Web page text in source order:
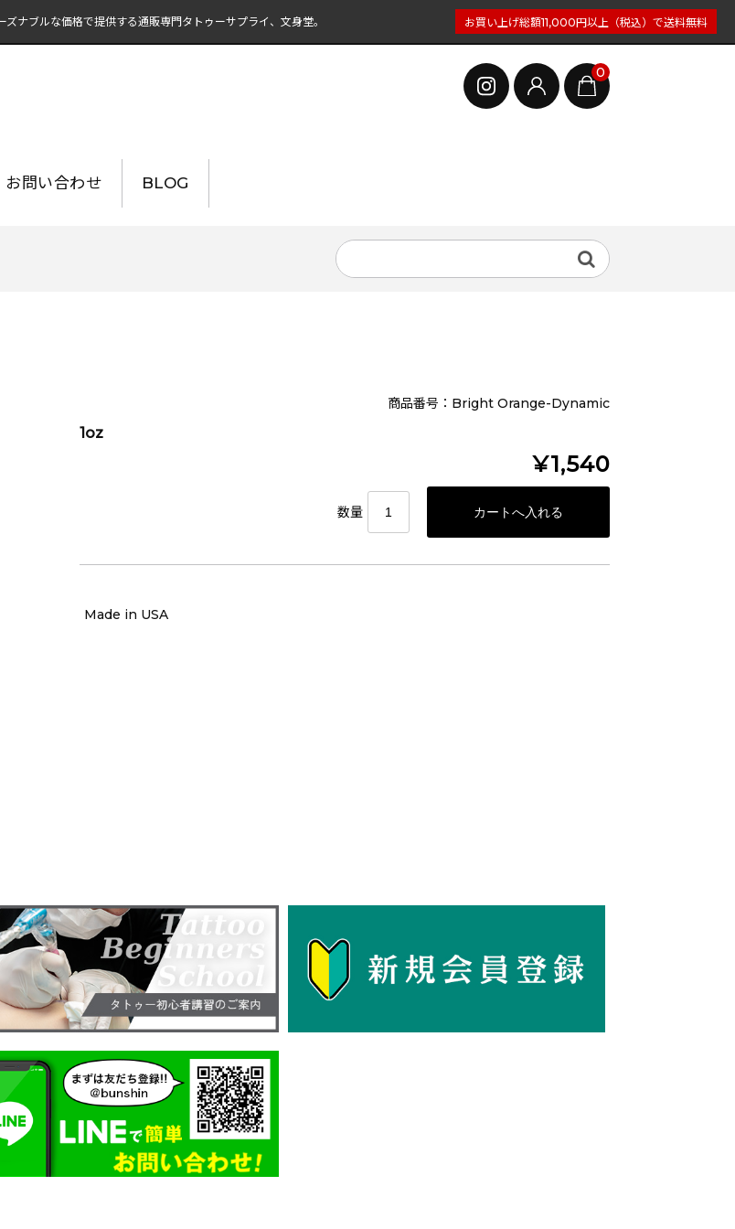
ナブルな価格で提供する通販専門タトゥーサプライ、文身堂。 お買い上げ総額11,000円以上（税込）で送料無料
0
お問い合わせ BLOG
商品番号：Bright Orange-Dynamic
1oz
¥1,540
数量
Made in USA